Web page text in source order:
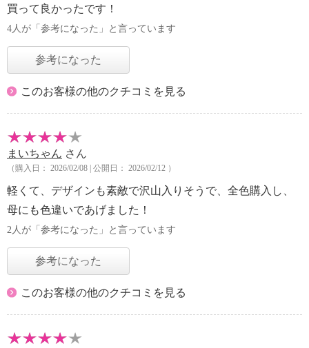
買って良かったです！
4人が「参考になった」と言っています
参考になった
このお客様の他のクチコミを見る
まいちゃん さん
（購入日： 2026/02/08 | 公開日： 2026/02/12 ）
軽くて、デザインも素敵で沢山入りそうで、全色購入し、
母にも色違いであげました！
2人が「参考になった」と言っています
参考になった
このお客様の他のクチコミを見る